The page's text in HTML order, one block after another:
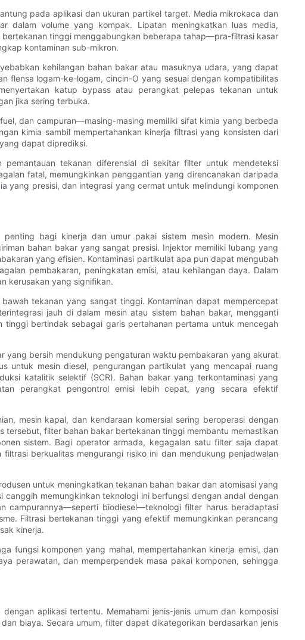
pada aplikasi dan ukuran partikel target. Media mikrokaca dan
dalam volume yang kompak. Lipatan meningkatkan luas media,
tinggi menggabungkan beberapa tahap—pra-filtrasi kasar
kontaminan sub-mikron.
kehilangan bahan bakar atau masuknya udara, yang dapat
flensa logam-ke-logam, cincin-O yang sesuai dengan kompatibilitas
katup bypass atau perangkat pelepas tekanan untuk
jika sering terbuka.
dan campuran—masing-masing memiliki sifat kimia yang berbeda
kimia sambil mempertahankan kinerja filtrasi yang konsisten dari
dapat diprediksi.
pemantauan tekanan diferensial di sekitar filter untuk mendeteksi
fatal, memungkinkan penggantian yang direncanakan daripada
yang presisi, dan integrasi yang cermat untuk melindungi komponen
bagi kinerja dan umur pakai sistem mesin modern. Mesin
bahan bakar yang sangat presisi. Injektor memiliki lubang yang
yang efisien. Kontaminasi partikulat apa pun dapat mengubah
pembakaran, peningkatan emisi, atau kehilangan daya. Dalam
kerusakan yang signifikan.
tekanan yang sangat tinggi. Kontaminan dapat mempercepat
jauh di dalam mesin atau sistem bahan bakar, mengganti
bertindak sebagai garis pertahanan pertama untuk mencegah
yang bersih mendukung pengaturan waktu pembakaran yang akurat
untuk mesin diesel, pengurangan partikulat yang mencapai ruang
katalitik selektif (SCR). Bahan bakar yang terkontaminasi yang
perangkat pengontrol emisi lebih cepat, yang secara efektif
mesin kapal, dan kendaraan komersial sering beroperasi dengan
filter bahan bakar bertekanan tinggi membantu memastikan
sistem. Bagi operator armada, kegagalan satu filter saja dapat
berkualitas mengurangi risiko ini dan mendukung penjadwalan
untuk meningkatkan tekanan bahan bakar dan atomisasi yang
memungkinkan teknologi ini berfungsi dengan andal dengan
campurannya—seperti biodiesel—teknologi filter harus beradaptasi
Filtrasi bertekanan tinggi yang efektif memungkinkan perancang
kinerja.
fungsi komponen yang mahal, mempertahankan kinerja emisi, dan
perawatan, dan memperpendek masa pakai komponen, sehingga
aplikasi tertentu. Memahami jenis-jenis umum dan komposisi
biaya. Secara umum, filter dapat dikategorikan berdasarkan jenis